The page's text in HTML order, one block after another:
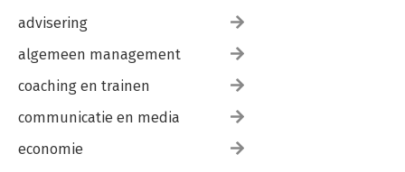
advisering
algemeen management
coaching en trainen
communicatie en media
economie